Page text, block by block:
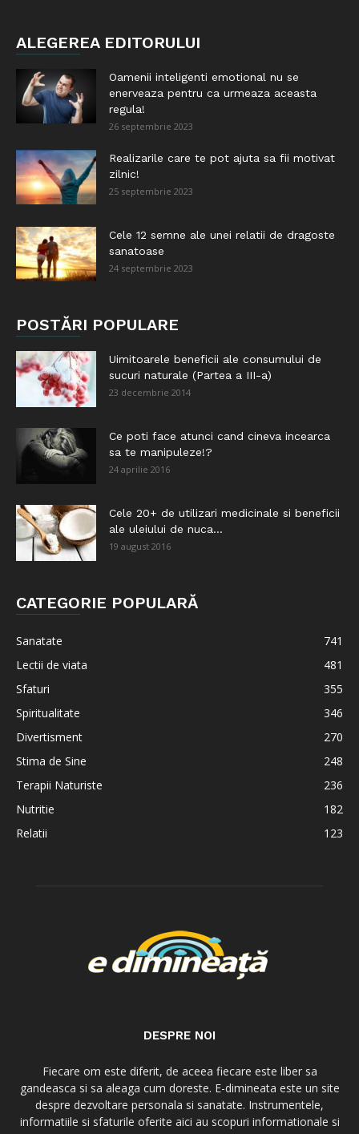
ALEGEREA EDITORULUI
Oamenii inteligenti emotional nu se
enerveaza pentru ca urmeaza aceasta
regula!
26 septembrie 2023
Realizarile care te pot ajuta sa fii motivat
zilnic!
25 septembrie 2023
Cele 12 semne ale unei relatii de dragoste
sanatoase
24 septembrie 2023
POSTĂRI POPULARE
Uimitoarele beneficii ale consumului de
sucuri naturale (Partea a III-a)
23 decembrie 2014
Ce poti face atunci cand cineva incearca
sa te manipuleze!?
24 aprilie 2016
Cele 20+ de utilizari medicinale si beneficii
ale uleiului de nuca...
19 august 2016
CATEGORIE POPULARĂ
Sanatate
741
Lectii de viata
481
Sfaturi
355
Spiritualitate
346
Divertisment
270
Stima de Sine
248
Terapii Naturiste
236
Nutritie
182
Relatii
123
DESPRE NOI
Fiecare om este diferit, de aceea fiecare este liber sa
gandeasca si sa aleaga cum doreste. E-dimineata este un site
despre dezvoltare personala si sanatate. Instrumentele,
informatiile si sfaturile oferite aici au scopuri informationale si